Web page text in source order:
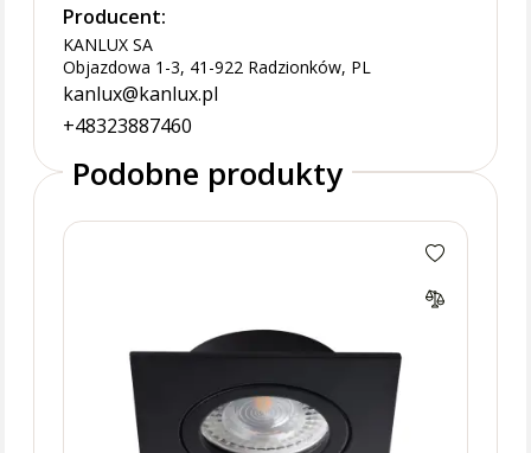
Producent:
KANLUX SA
Objazdowa 1-3, 41-922 Radzionków, PL
kanlux@kanlux.pl
+48323887460
Podobne produkty